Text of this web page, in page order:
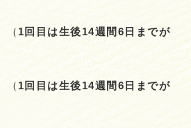
（ 1回目は生後14週間6日までが
（ 1回目は生後14週間6日までが